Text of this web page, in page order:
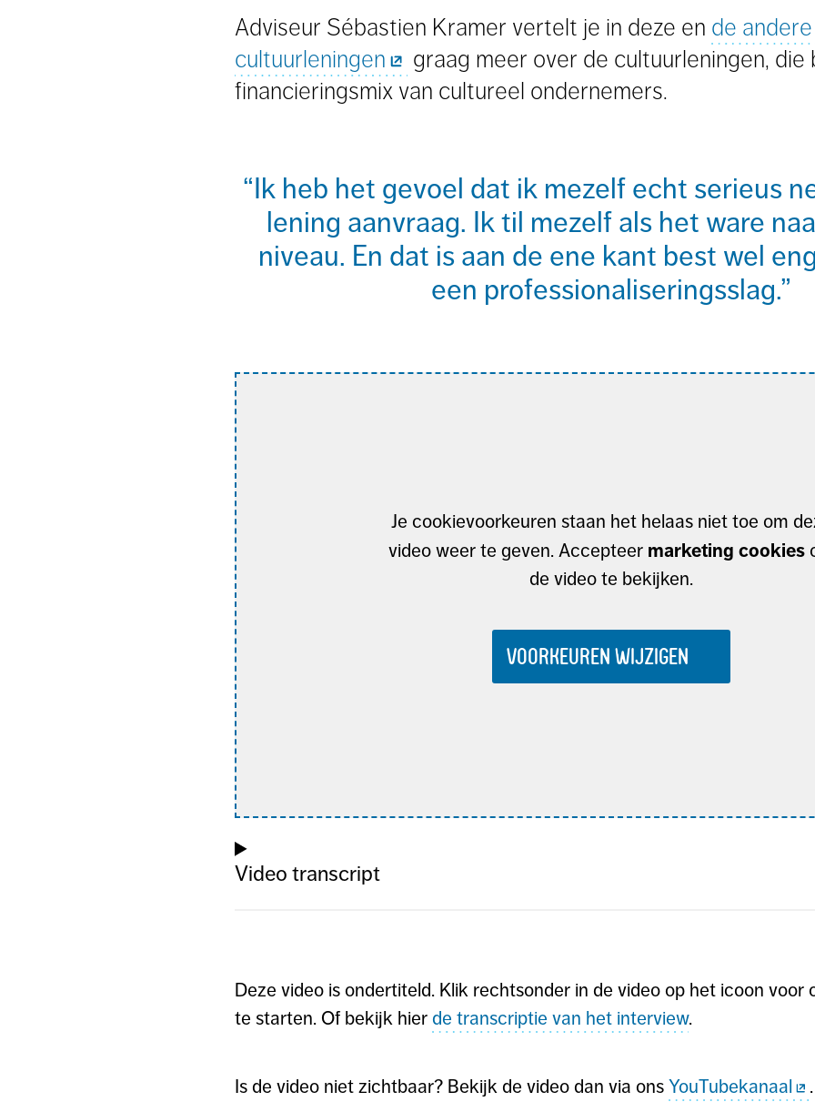
Adviseur Sébastien Kramer vertelt je in deze en de
cultuurleningen
graag meer over de cultuurleningen, die
financieringsmix van cultureel ondernemers.
Ik heb het gevoel dat ik mezelf echt serieus
lening aanvraag. Ik til mezelf als het ware
niveau. En dat is aan de ene kant best wel
een professionaliseringsslag.
Je cookievoorkeuren staan het helaas niet toe om
video weer te geven. Accepteer marketing cookies
de video te bekijken.
VOORKEUREN WIJZIGEN
Video transcript
Deze video is ondertiteld. Klik rechtsonder in de video op het icoon voor
te starten. Of bekijk hier de transcriptie van het interview.
Is de video niet zichtbaar? Bekijk de video dan via ons YouTubekanaal .